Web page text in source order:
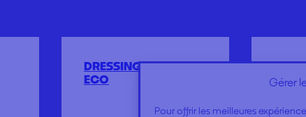
Gérer
Pour offrir les meilleures
DRESSING SET N°1
ECO
AND